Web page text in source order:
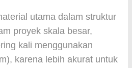
utama dalam struktur
proyek skala besar,
kali menggunakan
karena lebih akurat untuk